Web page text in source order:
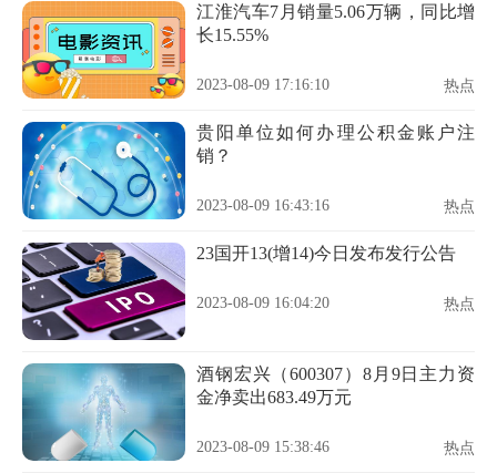
江淮汽车7月销量5.06万辆，同比增
长15.55%
2023-08-09 17:16:10 热点
贵阳单位如何办理公积金账户注
销？
2023-08-09 16:43:16 热点
23国开13(增14)今日发布发行公告
2023-08-09 16:04:20 热点
酒钢宏兴（600307）8月9日主力资
金净卖出683.49万元
2023-08-09 15:38:46 热点